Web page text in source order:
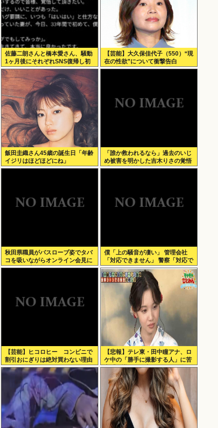
佐藤二朗さんと橋本愛さん、騒動
1ヶ月後にそれぞれSNS復帰し初
ツイートが出揃う
【芸能】大久保佳代子（550）“現
在の性欲”について衝撃告白
飯田圭織さん45歳の誕生日「年齢
イジリはほどほどにね」
「誰か救われるなら」過去のいじ
め被害を明かした吉木りさの覚悟
「つらい記憶は浄化できた。子ど
秋田県職員がバスローブ姿でタバ
コを吸いながらオンライン会見に
どこのお貴族様だよw
僕「上の騒音が凄い」 管理会社
「対応できません」 警察「対応で
きません」
【芸能】ヒコロヒー コンビニで
割引おにぎりは絶対買わない理由
【悲報】テレ東・田中瞳アナ、ロ
ケ中の「勝手に撮影する人」に苦
言「面識のない方にカメラを向け
られるのは恐怖」